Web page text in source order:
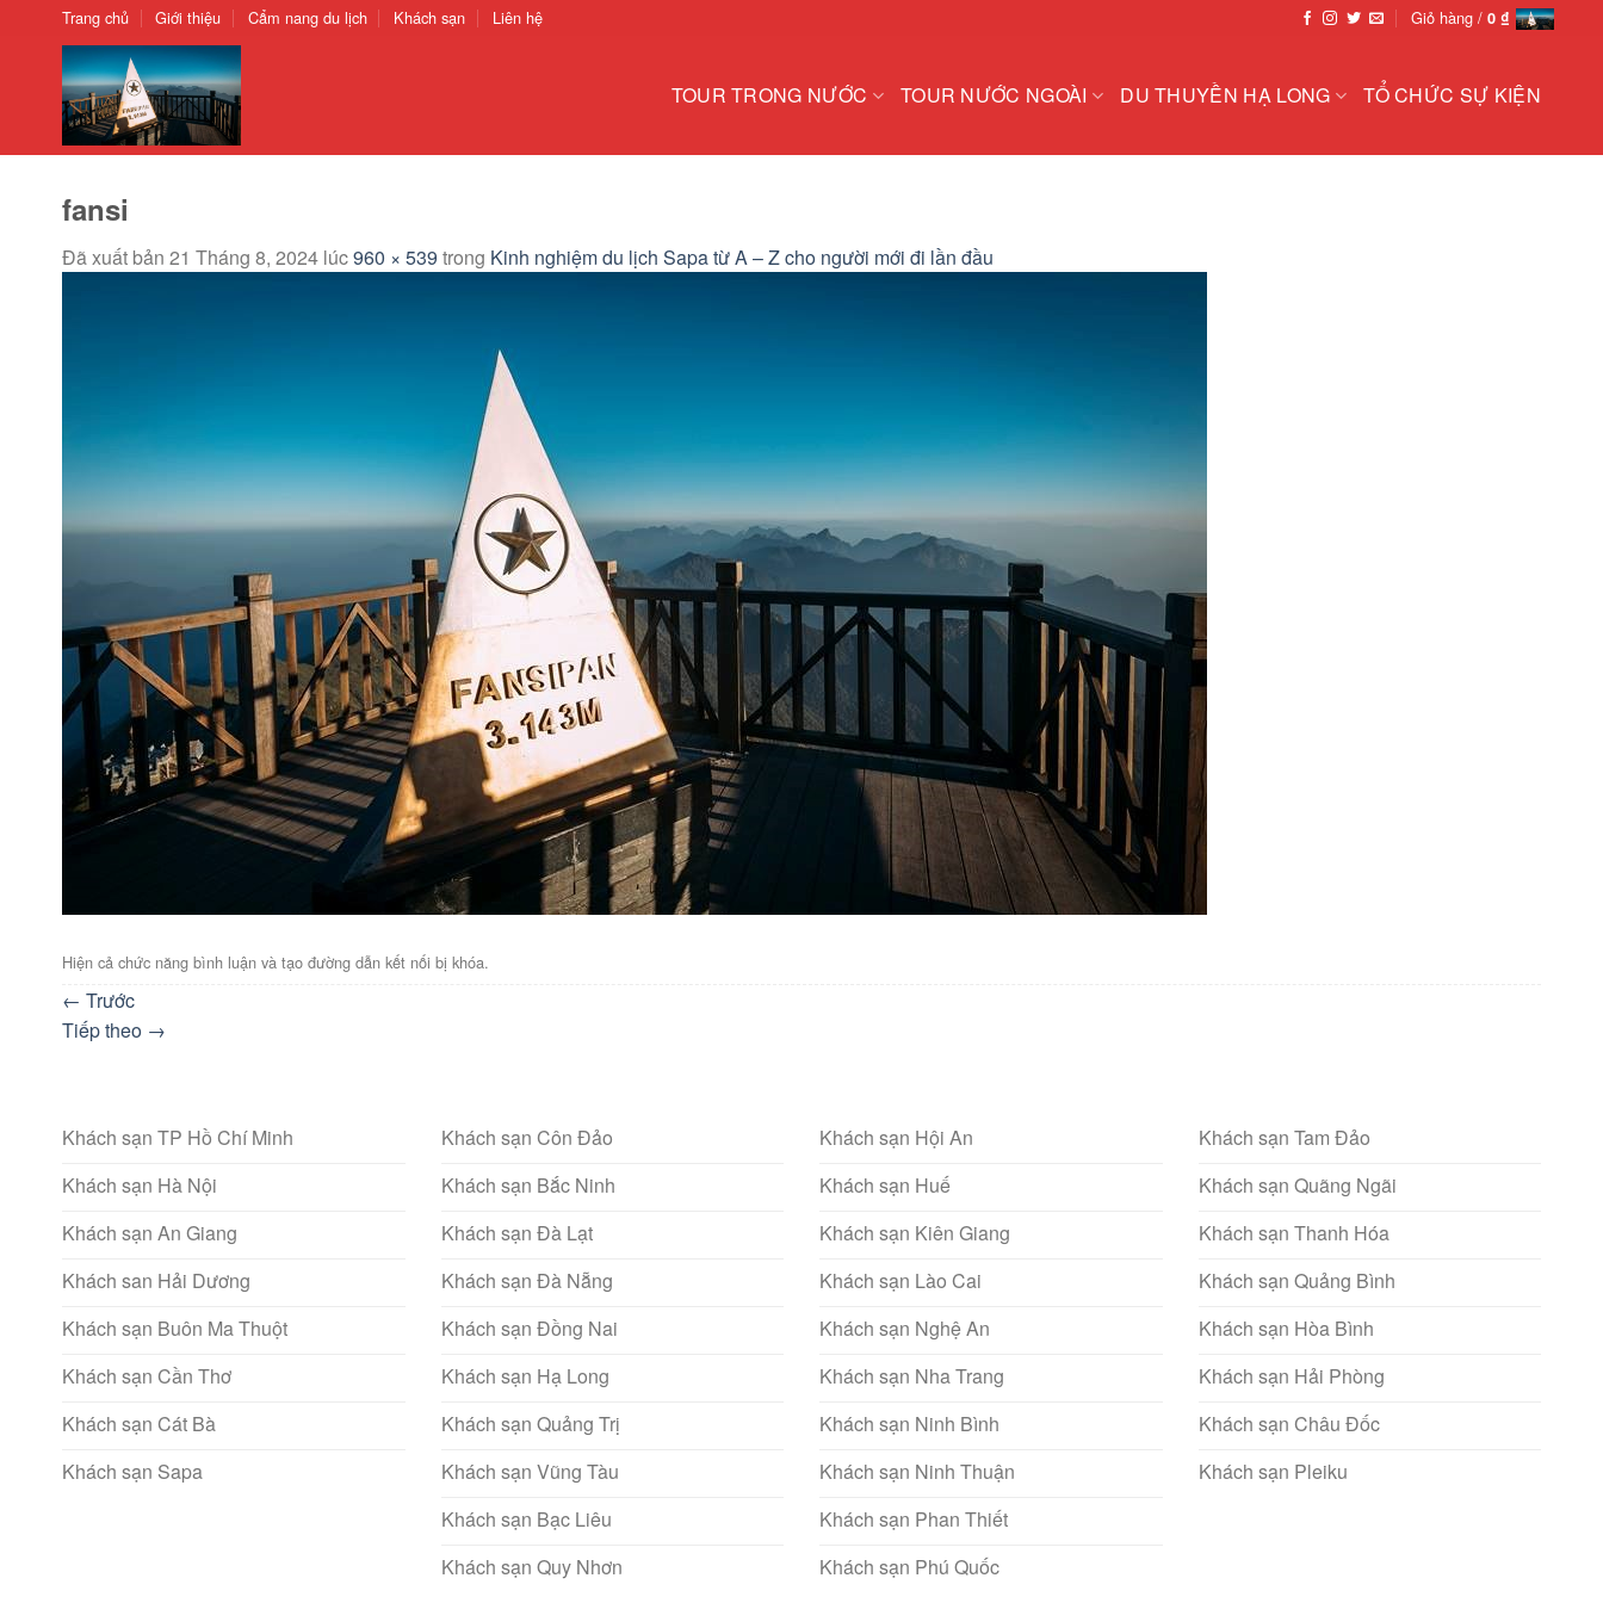
ChuyểnTrang chủ Giới thiệu Cẩm nang du lịch Khách sạn Liên hệ Giỏ hàng / 0 ₫
TOUR TRONG NƯỚC TOUR NƯỚC NGOÀI DU THUYỀN HẠ LONG TỔ CHỨC SỰ KIỆN
fansi
Đã xuất bản 21 Tháng 8, 2024 lúc960 × 539 trong Kinh nghiệm du lịch Sapa từ A – Z cho người mới đi lần đầu
Hiện cả chức năng bình luận và tạo đường dẫn kết nối bị khóa.
← Trước
Tiếp theo →
Khách sạn TP Hồ Chí Minh
Khách sạn Hà Nội
Khách sạn An Giang
Khách san Hải Dương
Khách sạn Buôn Ma Thuột
Khách sạn Cần Thơ
Khách sạn Cát Bà
Khách sạn Sapa
Khách sạn Côn Đảo
Khách sạn Bắc Ninh
Khách sạn Đà Lạt
Khách sạn Đà Nẵng
Khách sạn Đồng Nai
Khách sạn Hạ Long
Khách sạn Quảng Trị
Khách sạn Vũng Tàu
Khách sạn Bạc Liêu
Khách sạn Quy Nhơn
Khách sạn Hội An
Khách sạn Huế
Khách sạn Kiên Giang
Khách sạn Lào Cai
Khách sạn Nghệ An
Khách sạn Nha Trang
Khách sạn Ninh Bình
Khách sạn Ninh Thuận
Khách sạn Phan Thiết
Khách sạn Phú Quốc
Khách sạn Tam Đảo
Khách sạn Quãng Ngãi
Khách sạn Thanh Hóa
Khách sạn Quảng Bình
Khách sạn Hòa Bình
Khách sạn Hải Phòng
Khách sạn Châu Đốc
Khách sạn Pleiku